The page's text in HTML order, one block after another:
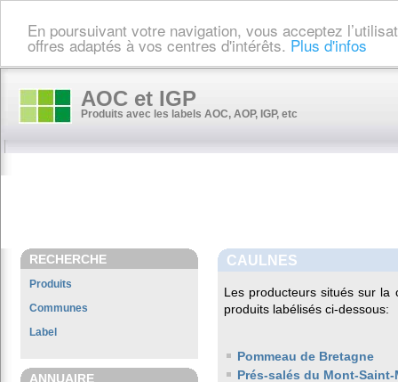
En poursuivant votre navigation, vous acceptez
offres adaptés à vos centres d'intérêts. Plus d'infos
AOC et IGP
Produits avec les labels AOC, AOP, IGP, etc
RECHERCHE
Produits
Communes
Label
ANNUAIRE
CAULNES
Les producteurs situés sur la
produits labélisés ci-dessous:
Pommeau de Bretagne
Prés-salés du Mont-